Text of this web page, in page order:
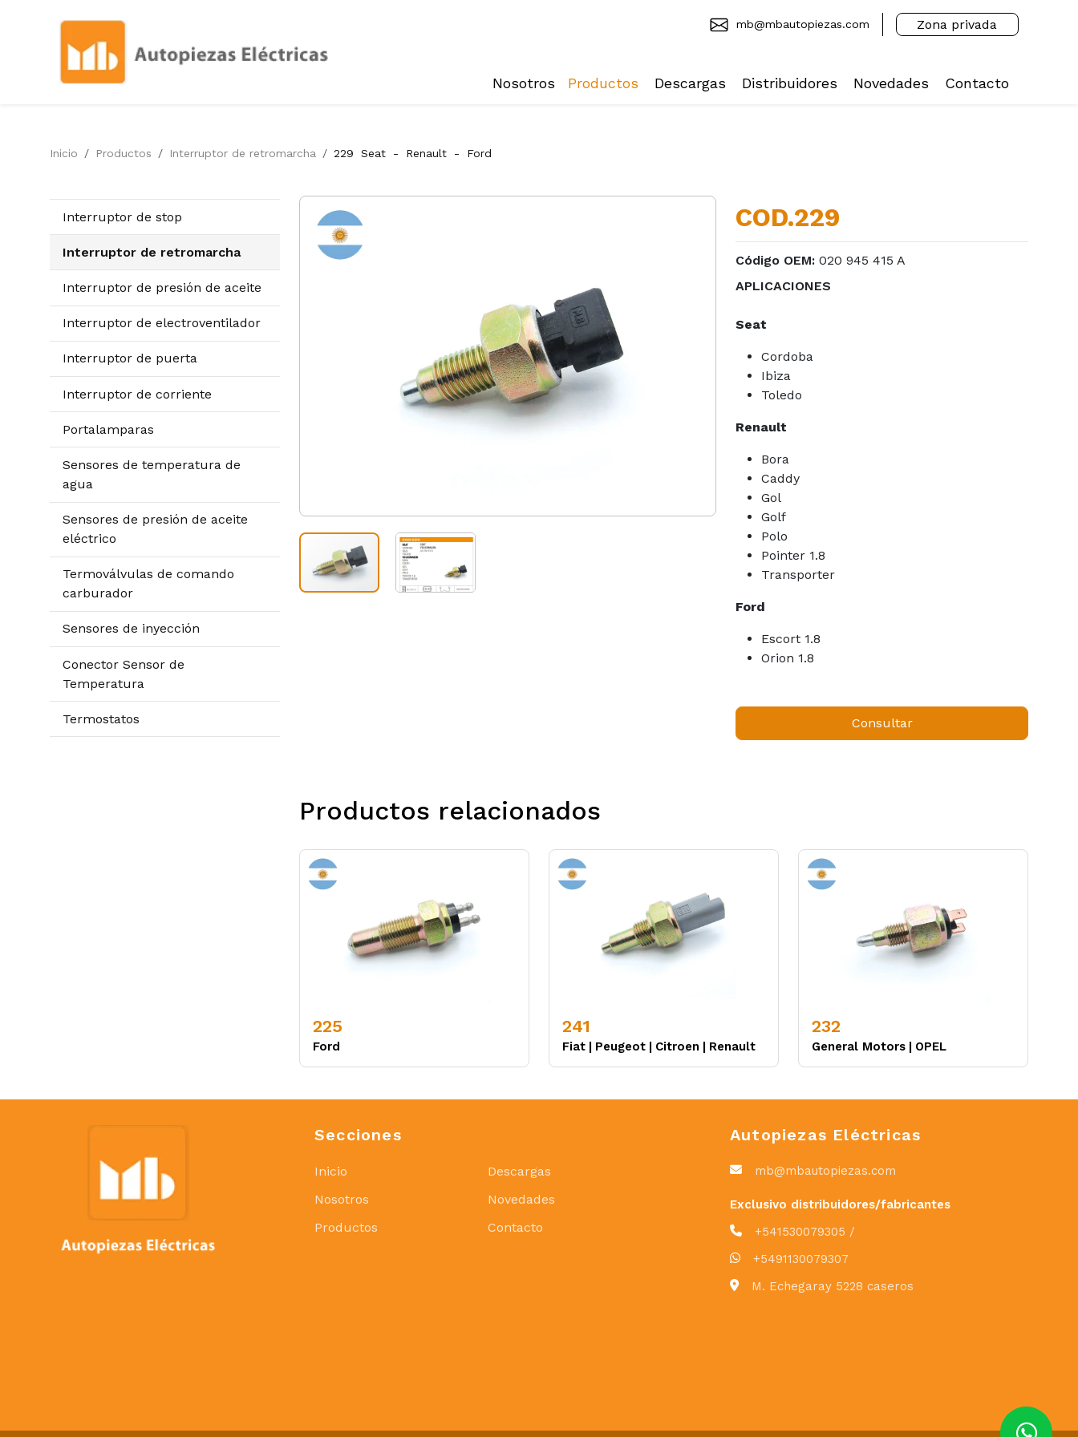
mb@mbautopiezas.com Zona privada
Nosotros Productos Descargas Distribuidores Novedades Contacto
Inicio Productos Interruptor de retromarcha 229 Seat - Renault - Ford
Interruptor de stop
Interruptor de retromarcha
Interruptor de presión de aceite
Interruptor de electroventilador
Interruptor de puerta
Interruptor de corriente
Portalamparas
Sensores de temperatura de
agua
Sensores de presión de aceite
eléctrico
Termoválvulas de comando
carburador
Sensores de inyección
Conector Sensor de
Temperatura
Termostatos
COD.229
Código OEM:020 945 415 A
APLICACIONES
Seat
Cordoba
Ibiza
Toledo
Renault
Bora
Caddy
Gol
Golf
Polo
Pointer 1.8
Transporter
Ford
Escort 1.8
Orion 1.8
Consultar
Productos relacionados
225
Ford
241
Fiat Peugeot Citroen Renault
232
General Motors OPEL
Secciones
Inicio
Nosotros
Productos
Descargas
Novedades
Contacto
Autopiezas Eléctricas
mb@mbautopiezas.com
Exclusivo distribuidores/fabricantes
+541530079305 /
+5491130079307
M. Echegaray 5228 caseros